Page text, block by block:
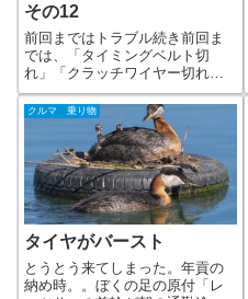
その12
前回まではトラブル続き前回ま
では、「タイミングベルト切
れ」「クラッチワイヤー切れ」
と、トラブル系が続きましたの
で、クルマとの情緒的な部分の
暇ネタ。(この17年17万キロもか
なりの暇ネタではあります
が・・)前回話ステアリングを変
える、気分も変
クルマ 乗り物
タイヤがバースト
とうとう来てしまった。年貢の
納め時。。ぼくの足の原付「レ